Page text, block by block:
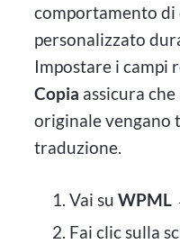
comportamento di
personalizzato
Impostare i campi
Copia assicura
originale vengano
traduzione.
Vai su WPML
Fai clic sulla